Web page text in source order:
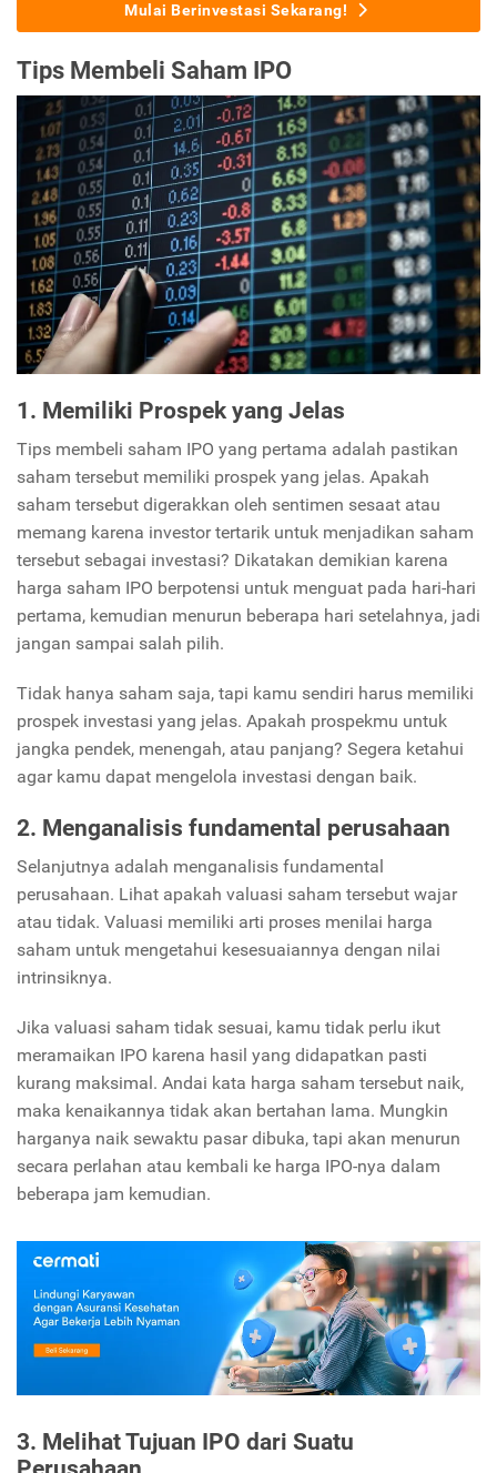
Mulai Berinvestasi Sekarang!
Tips Membeli Saham IPO
1. Memiliki Prospek yang Jelas
Tips membeli saham IPO yang pertama adalah pastikan
saham tersebut memiliki prospek yang jelas. Apakah
saham tersebut digerakkan oleh sentimen sesaat atau
memang karena investor tertarik untuk menjadikan saham
tersebut sebagai investasi? Dikatakan demikian karena
harga saham IPO berpotensi untuk menguat pada hari-hari
pertama, kemudian menurun beberapa hari setelahnya, jadi
jangan sampai salah pilih.
Tidak hanya saham saja, tapi kamu sendiri harus memiliki
prospek investasi yang jelas. Apakah prospekmu untuk
jangka pendek, menengah, atau panjang? Segera ketahui
agar kamu dapat mengelola investasi dengan baik.
2. Menganalisis fundamental perusahaan
Selanjutnya adalah menganalisis fundamental
perusahaan. Lihat apakah valuasi saham tersebut wajar
atau tidak. Valuasi memiliki arti proses menilai harga
saham untuk mengetahui kesesuaiannya dengan nilai
intrinsiknya.
Jika valuasi saham tidak sesuai, kamu tidak perlu ikut
meramaikan IPO karena hasil yang didapatkan pasti
kurang maksimal. Andai kata harga saham tersebut naik,
maka kenaikannya tidak akan bertahan lama. Mungkin
harganya naik sewaktu pasar dibuka, tapi akan menurun
secara perlahan atau kembali ke harga IPO-nya dalam
beberapa jam kemudian.
3. Melihat Tujuan IPO dari Suatu